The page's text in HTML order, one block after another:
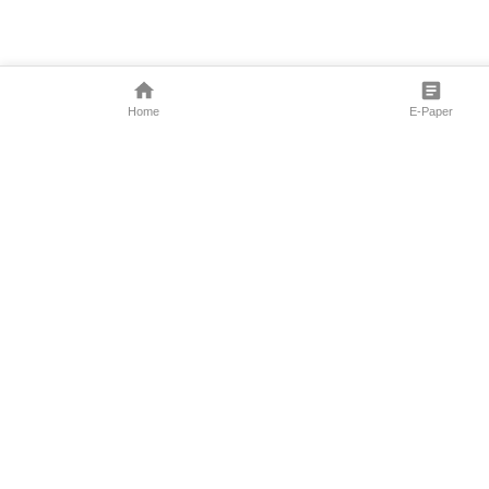
Home E-Paper